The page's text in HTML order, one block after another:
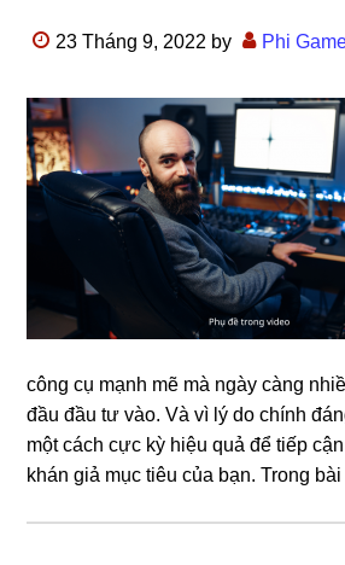
23 Tháng 9, 2022 by Phi
công cụ mạnh mẽ mà ngày càng
đầu đầu tư vào. Và vì lý do chính
một cách cực kỳ hiệu quả để tiếp
khán giả mục tiêu của bạn. Trong